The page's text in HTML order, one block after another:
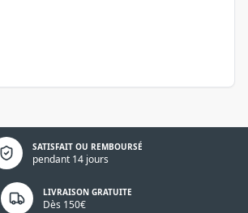
SATISFAIT OU REMBOURSÉ
pendant 14 jours
LIVRAISON GRATUITE
Dès 150€